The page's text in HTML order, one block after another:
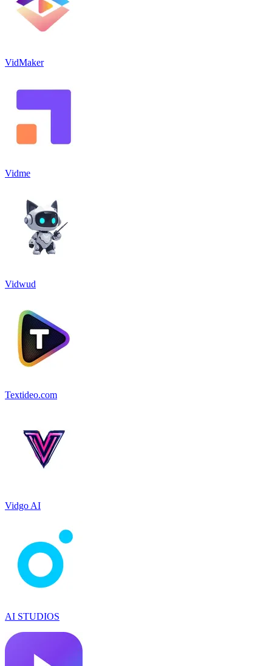
VidMaker
Vidme
Vidwud
Textideo.com
Vidgo AI
AI STUDIOS